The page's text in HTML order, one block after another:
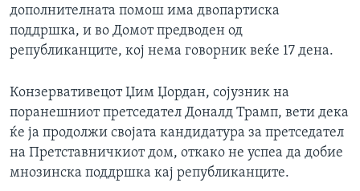
дополнителната помош има двопартиска
поддршка, и во Домот предводен од
републиканците, кој нема говорник веќе 17 дена.
Конзервативецот Џим Џордан, сојузник на
поранешниот претседател Доналд Трамп, вети дека
ќе ја продолжи својата кандидатура за претседател
на Претставничкиот дом, откако не успеа да добие
мнозинска поддршка кај републиканците.